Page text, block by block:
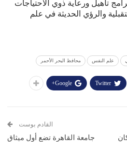
تأهيل ورعاية ذوي الاحتياجات
والرؤي الحديثة في علم
علم النفس محافظ البحر الأحمر
Twitter
Google+
القادم بوست
جامعة القاهرة تضع أول ميثاق